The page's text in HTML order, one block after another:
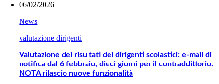
06/02/2026
News
valutazione dirigenti
Valutazione dei risultati dei dirigenti scolastici: e-mail di
notifica dal 6 febbraio, dieci giorni per il contraddittorio.
NOTA rilascio nuove funzionalità